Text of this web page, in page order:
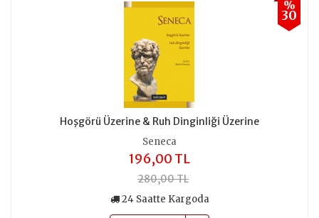
%
30
Hoşgörü Üzerine & Ruh Dinginliği Üzerine
Seneca
196,00 TL
280,00 TL
24 Saatte Kargoda